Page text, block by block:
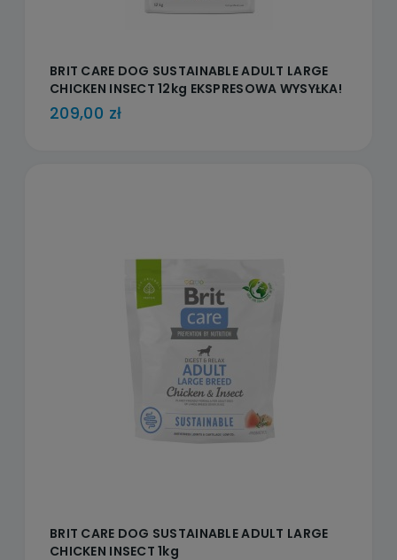
BRIT CARE DOG SUSTAINABLE ADULT LARGE
CHICKEN INSECT 12kg EKSPRESOWA WYSYŁKA!
209,00 zł
BRIT CARE DOG SUSTAINABLE ADULT LARGE
CHICKEN INSECT 1kg